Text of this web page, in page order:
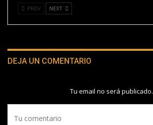
PREV NEXT
DEJA UN COMENTARIO
Tu email no será publicado.